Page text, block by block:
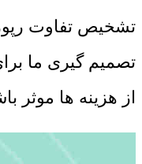
تشخیص تفاوت
تصمیم گیری ما
از هزینه ها موثر